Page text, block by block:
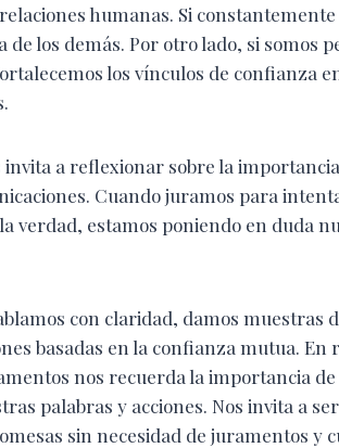
humanas. Si
los demás. Por otro lado, si somos
los vínculos de confianza
a reflexionar sobre la
Cuando juramos para
verdad, estamos poniendo en duda
con claridad, damos muestras
basadas en la confianza mutua. En
nos recuerda la importancia
palabras y acciones. Nos invita a
sin necesidad de juramentos y